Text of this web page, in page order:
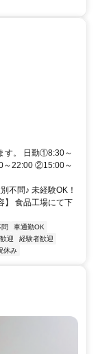
。 日勤①8:30～
22:00 ②15:00～
不問♪ 未経験OK！
】 食品工場にて下
車通勤OK
迎
経験者歓迎
休み